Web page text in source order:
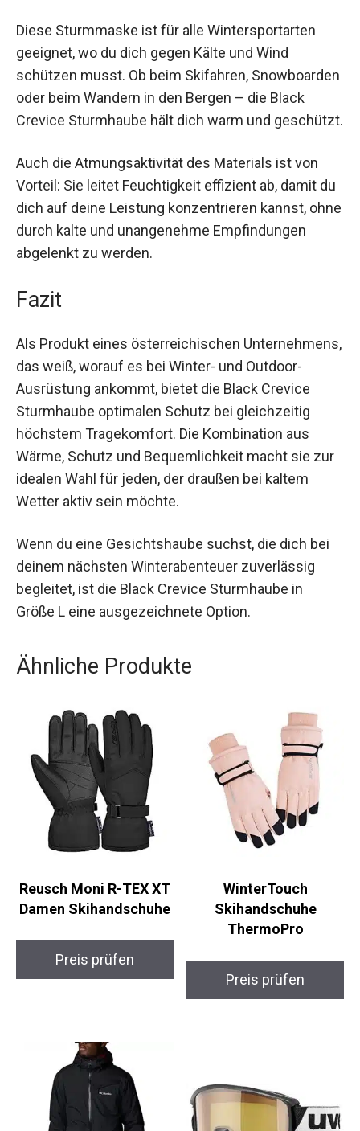
Nutzen und Anwendungen
Diese Sturmmaske ist für alle Wintersportarten
geeignet, wo du dich gegen Kälte und Wind
schützen musst. Ob beim Skifahren,
Snowboarden oder beim Wandern in den Bergen
– die Black Crevice Sturmhaube hält dich warm
und geschützt.
Auch die Atmungsaktivität des Materials ist von
Vorteil: Sie leitet Feuchtigkeit effizient ab, damit
du dich auf deine Leistung konzentrieren kannst,
Empfindungen abgelenkt zu werden.
Fazit
Als Produkt eines österreichischen
Unternehmens, das weiß, worauf es bei Winter-
und Outdoor-Ausrüstung ankommt, bietet die
Black Crevice Sturmhaube optimalen Schutz bei
gleichzeitig höchstem Tragekomfort. Die
Kombination aus Wärme, Schutz und
Bequemlichkeit macht sie zur idealen Wahl für
jeden, der draußen bei kaltem Wetter aktiv sein
möchte.
Wenn du eine Gesichtshaube suchst, die dich bei
begleitet, ist die Black Crevice Sturmhaube in
Ähnliche Produkte
Reusch Moni R-TEX XT
Damen Skihandschuhe
WinterTouch
Skihandschuhe
ThermoPro